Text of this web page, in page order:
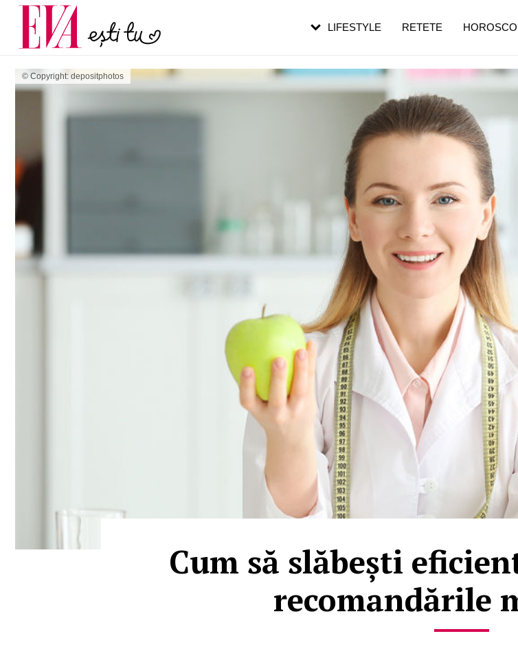
© Copyright: depositphotos
Cum să slăbești
recomandările
LIFESTYLE RETETE
Carieră
Actualitate
pe măsură ce înaintezi în vârstă
de dureroasă este